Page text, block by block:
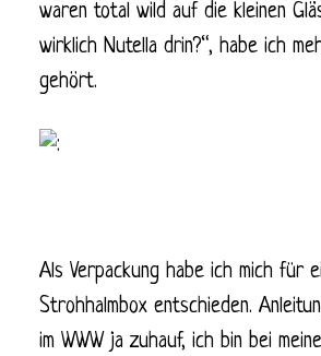
waren total wild auf die kleinen
wirklich Nutella drin?“, habe ich
gehört.
Als Verpackung habe ich mich für
Strohhalmbox entschieden.
im WWW ja zuhauf, ich bin bei